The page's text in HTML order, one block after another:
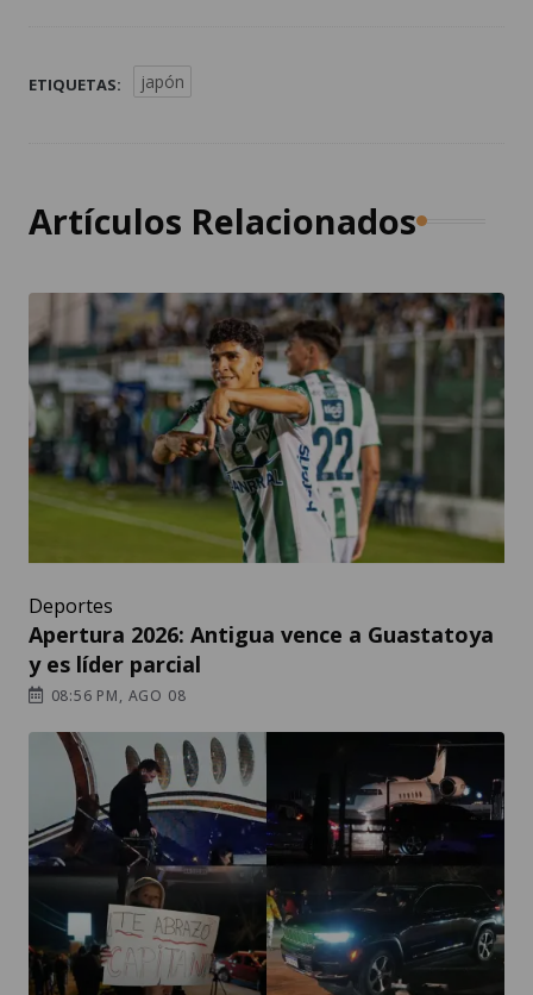
ETIQUETAS: japón
Artículos Relacionados
Deportes
Apertura 2026: Antigua vence a Guastatoya
y es líder parcial
08:56 PM, AGO 08